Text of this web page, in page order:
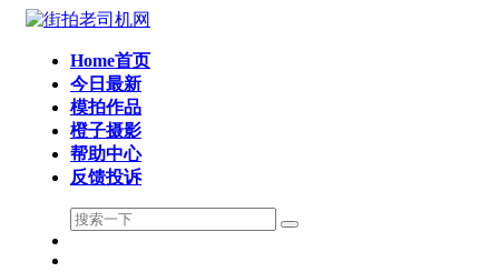
Home首页
今日最新
模拍作品
橙子摄影
帮助中心
反馈投诉